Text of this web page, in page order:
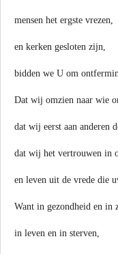
mensen het ergste vrezen,
en kerken gesloten zijn,
bidden we U om
Dat wij omzien naar wie
dat wij eerst aan anderen
dat wij het vertrouwen in
en leven uit de vrede die
Want in gezondheid en in
in leven en in sterven,